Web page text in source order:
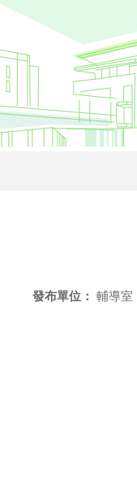
發布單位： 輔導室